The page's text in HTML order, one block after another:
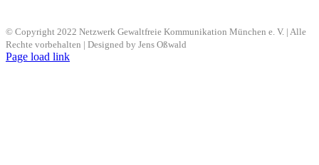
© Copyright 2022 Netzwerk Gewaltfreie Kommunikation München e. V. | Alle
Rechte vorbehalten | Designed by Jens Oßwald
Page load link